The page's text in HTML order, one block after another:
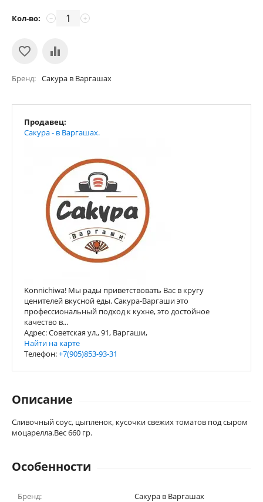
Кол-во: +
−
Бренд Сакура в Варгашах
Продавец:
Сакура - в Варгашах.
Konnichiwa! Мы рады приветствовать Вас в кругу
ценителей вкусной еды. Сакура-Варгаши это
профессиональный подход к кухне, это достойное
качество в...
Адрес: Советская ул., 91, Варгаши,
Найти на карте
Телефон:+7(905)853-93-31
Описание
Сливочный соус, цыпленок, кусочки свежих томатов под сыром
моцарелла.Вес 660 гр.
Особенности
Бренд: Сакура в Варгашах